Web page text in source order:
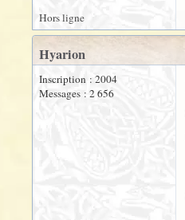
Hors ligne
Hyarion
Inscription : 2004
Messages : 2 656